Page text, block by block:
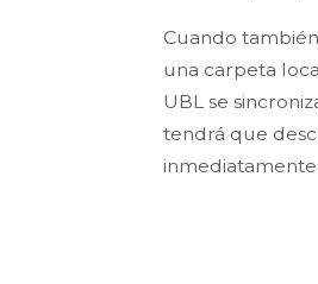
Cuando
una carpeta
UBL se
tendrá que